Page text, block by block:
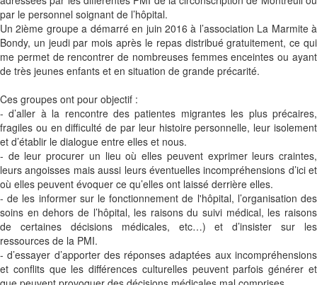
par le personnel soignant de l’hôpital.
Un 2ième groupe a démarré en juin 2016 à l’association La Marmite à
Bondy, un jeudi par mois après le repas distribué gratuitement, ce qui
me permet de rencontrer de nombreuses femmes enceintes ou ayant
de très jeunes enfants et en situation de grande précarité.
Ces groupes ont pour objectif :
- d’aller à la rencontre des patientes migrantes les plus précaires,
fragiles ou en difficulté de par leur histoire personnelle, leur isolement
et d’établir le dialogue entre elles et nous.
- de leur procurer un lieu où elles peuvent exprimer leurs craintes,
leurs angoisses mais aussi leurs éventuelles incompréhensions d’ici et
où elles peuvent évoquer ce qu’elles ont laissé derrière elles.
- de les informer sur le fonctionnement de l'hôpital, l’organisation des
soins en dehors de l’hôpital, les raisons du suivi médical, les raisons
de certaines décisions médicales, etc…) et d’insister sur les
ressources de la PMI.
- d’essayer d’apporter des réponses adaptées aux incompréhensions
et conflits que les différences culturelles peuvent parfois générer et